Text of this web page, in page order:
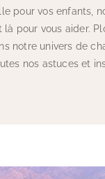
pour vos enfants,
là pour vous aider.
notre univers de
nos astuces et